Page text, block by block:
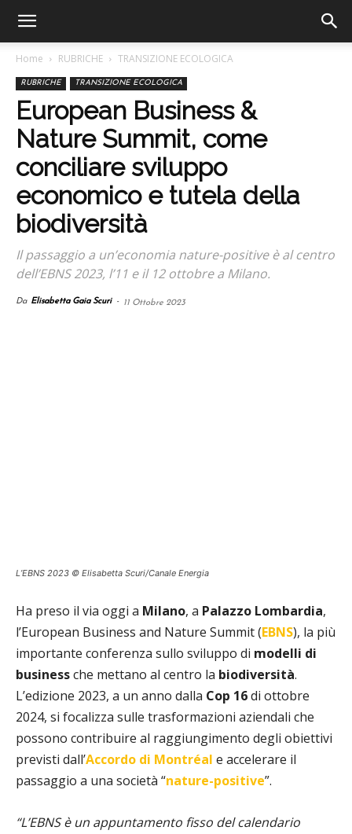
Home RUBRICHE TRANSIZIONE ECOLOGICA
RUBRICHE TRANSIZIONE ECOLOGICA
European Business &
Nature Summit, come
conciliare sviluppo
economico e tutela della
biodiversità
Il passaggio a un’economia nature-positive è al centro
dell’EBNS 2023, l’11 e il 12 ottobre a Milano.
Da Elisabetta Gaia Scuri - 11 Ottobre 2023
L’EBNS 2023 © Elisabetta Scuri/Canale Energia
Ha preso il via oggi a Milano, a Palazzo Lombardia,
l’European Business and Nature Summit (EBNS), la più
importante conferenza sullo sviluppo di modelli di
businessche mettano al centro la biodiversità.
L’edizione 2023, a un anno dalla Cop 16di ottobre
2024, si focalizza sulle trasformazioni aziendali che
possono contribuire al raggiungimento degli obiettivi
previsti dall’Accordo di Montréal e accelerare il
passaggio a una società “nature-positive”.
“L’EBNS è un appuntamento fisso del calendario